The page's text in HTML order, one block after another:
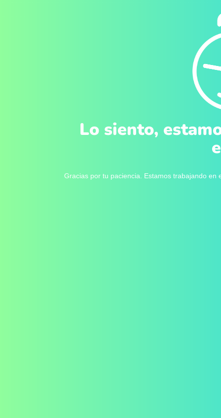
Lo siento,
Gracias por tu paciencia. Estamos trabajando en